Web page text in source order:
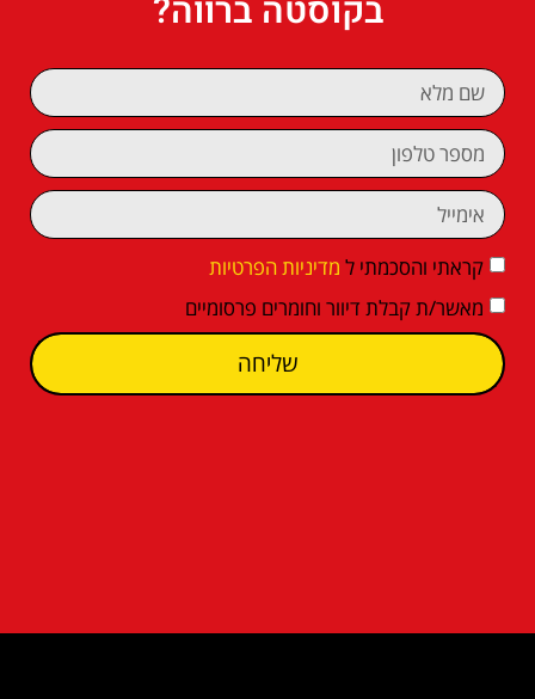
בקוסטה ברווה?
קראתי והסכמתי ל מדיניות הפרטיות
מאשר/ת קבלת דיוור וחומרים פרסומיים
שליחה